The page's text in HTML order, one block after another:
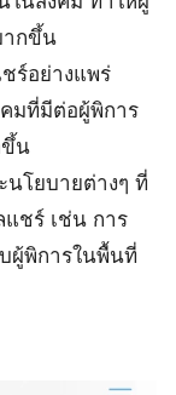
ากขึ้น
ร์อย่างแพร่
มที่มีต่อผู้พิการ
ขึ้น
โยบายต่างๆ ที่
แชร์ เช่น การ
ผู้พิการในพื้นที่